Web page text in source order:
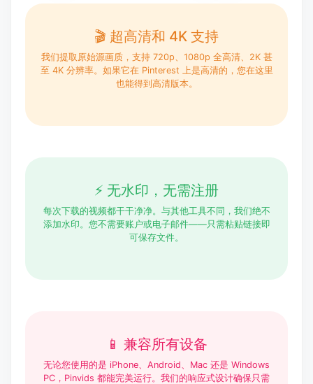
🎬 超高清和 4K 支持
我们提取原始源画质，支持 720p、1080p 全高清、2K 甚
至 4K 分辨率。如果它在 Pinterest 上是高清的，您在这里
也能得到高清版本。
⚡ 无水印，无需注册
每次下载的视频都干干净净。与其他工具不同，我们绝不
添加水印。您不需要账户或电子邮件——只需粘贴链接即
可保存文件。
📱 兼容所有设备
无论您使用的是 iPhone、Android、Mac 还是 Windows
PC，Pinvids 都能完美运行。我们的响应式设计确保只需